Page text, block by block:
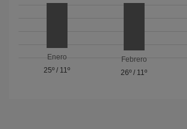
Enero
25º / 11º
Febrero
26º / 11º